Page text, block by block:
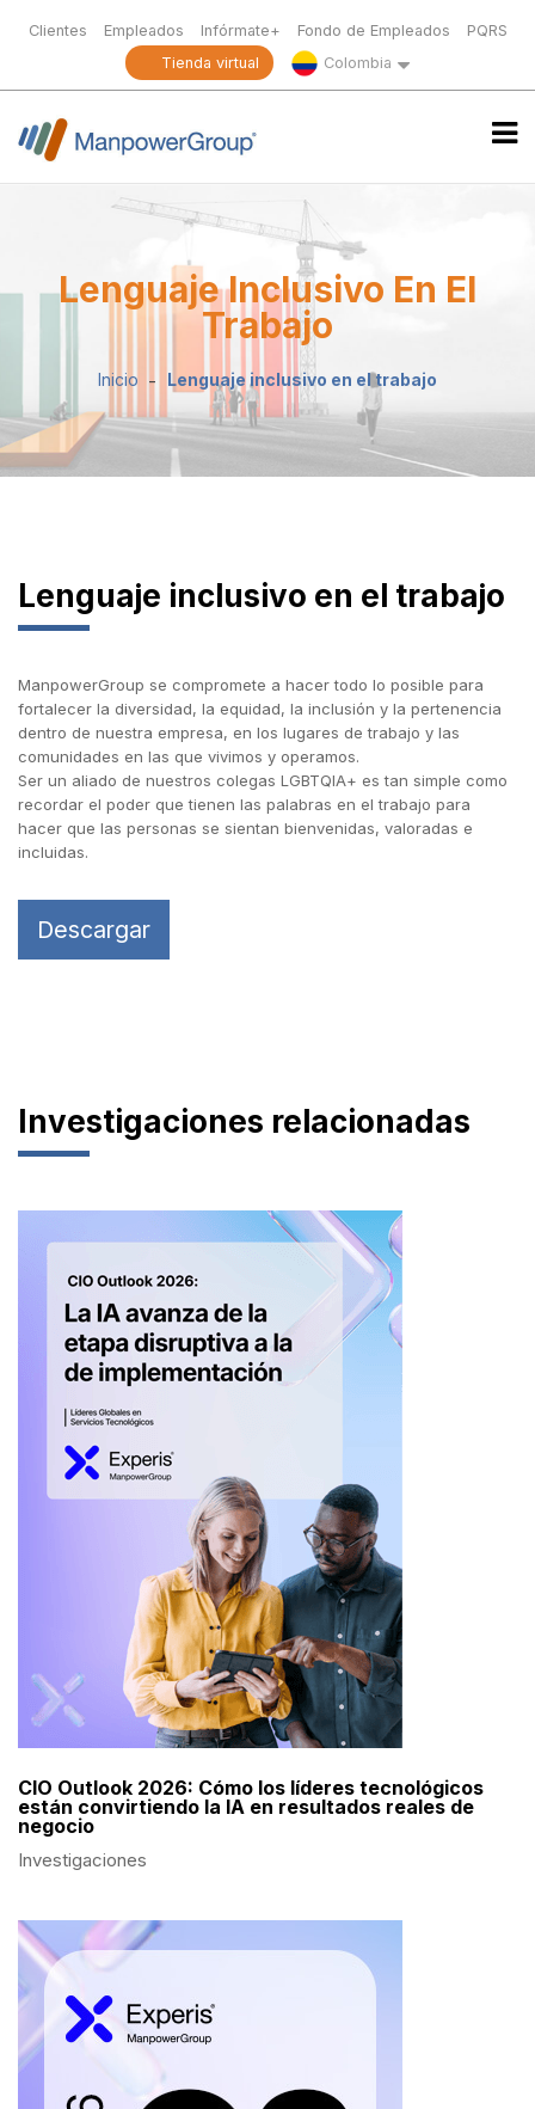
Clientes Empleados Infórmate+ Fondo de Empleados
PQRS
Tienda virtual
Colombia
Lenguaje Inclusivo En El
Trabajo
Inicio Lenguaje inclusivo en el trabajo
Lenguaje inclusivo en el trabajo
ManpowerGroup se compromete a hacer todo lo posible para
fortalecer la diversidad, la equidad, la inclusión y la pertenencia
dentro de nuestra empresa, en los lugares de trabajo y las
comunidades en las que vivimos y operamos.
Ser un aliado de nuestros colegas LGBTQIA+ es tan simple como
recordar el poder que tienen las palabras en el trabajo para
hacer que las personas se sientan bienvenidas, valoradas e
incluidas.
Descargar
Investigaciones relacionadas
CIO Outlook 2026: Cómo los líderes tecnológicos
están convirtiendo la IA en resultados reales de
negocio
Investigaciones